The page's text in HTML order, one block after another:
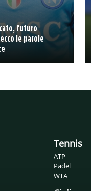
futuro
le parole
Tennis
ATP
Padel
WTA